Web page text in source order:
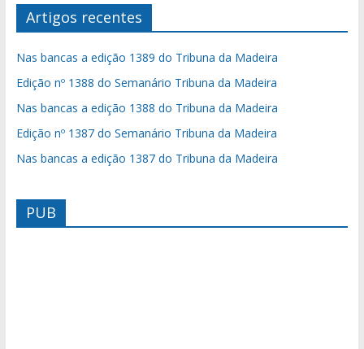
Artigos recentes
Nas bancas a edição 1389 do Tribuna da Madeira
Edição nº 1388 do Semanário Tribuna da Madeira
Nas bancas a edição 1388 do Tribuna da Madeira
Edição nº 1387 do Semanário Tribuna da Madeira
Nas bancas a edição 1387 do Tribuna da Madeira
PUB